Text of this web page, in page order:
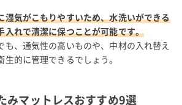
湿気がこもりやすいため、水洗いができる
入れで清潔に保つことが可能です。
も、通気性の高いものや、中材の入れ替え
的に管理できるでしょう。
みマットレスおすすめ9選